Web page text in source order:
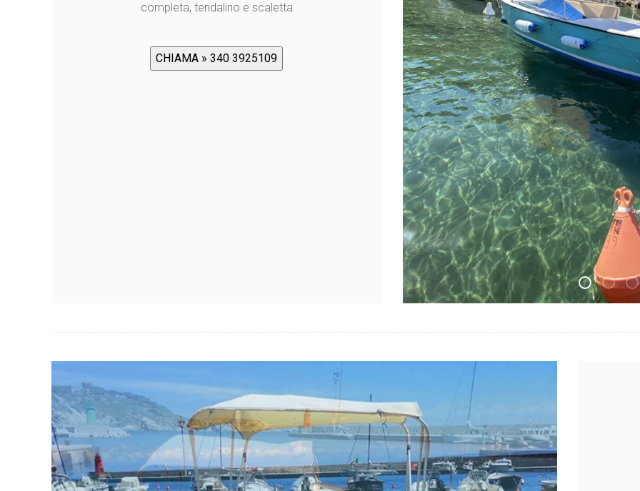
completa, tendalino e scaletta
CHIAMA » 340 3925109